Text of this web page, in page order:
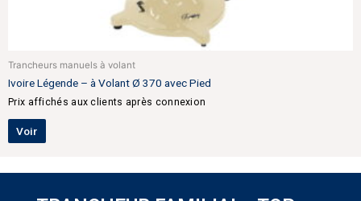
Trancheurs manuels à volant
Ivoire Légende – à Volant Ø 370 avec Pied
Prix affichés aux clients après connexion
Voir